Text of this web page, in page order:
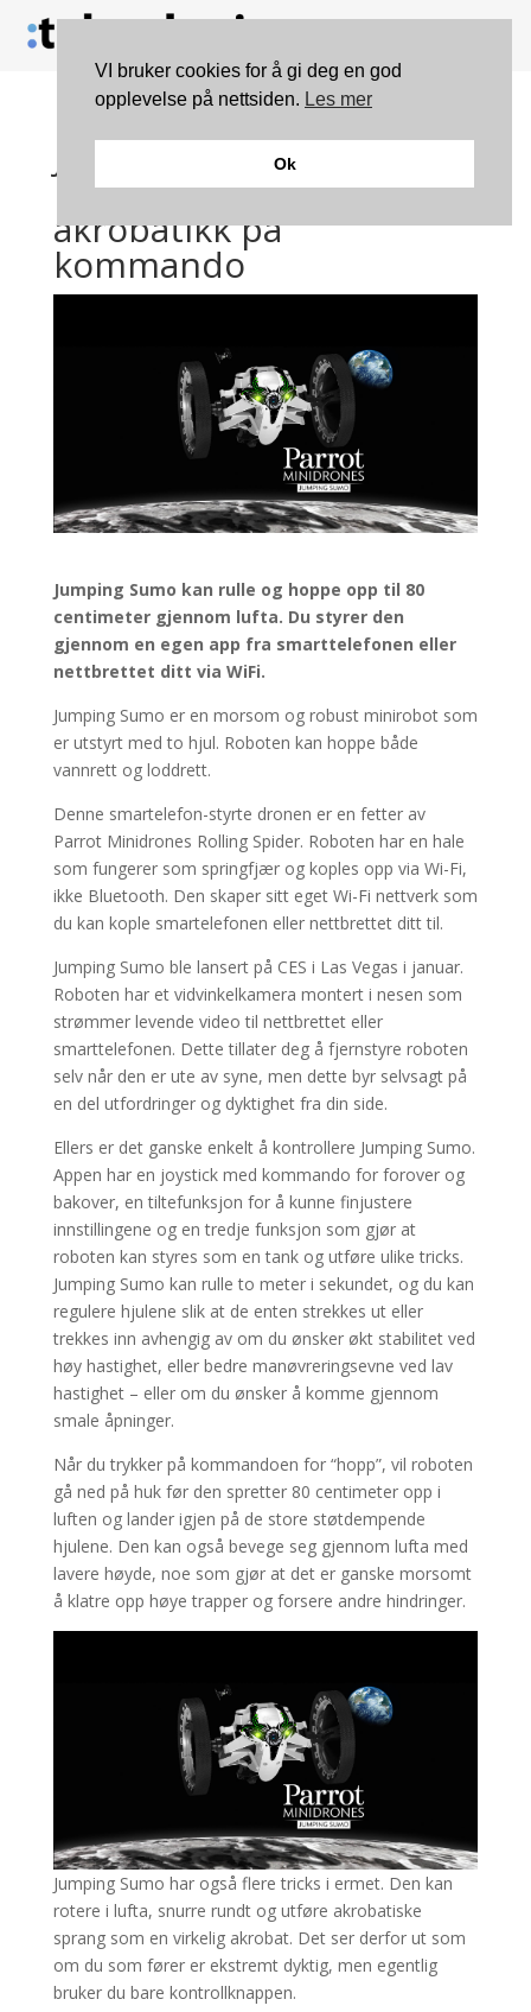
Jumping Sumo fra Parrot
Minidrones utfører
akrobatikk på
kommando
Jumping Sumo kan rulle og hoppe opp til 80
centimeter gjennom lufta. Du styrer den
gjennom en egen app fra smarttelefonen eller
nettbrettet ditt via WiFi.
Jumping Sumo er en morsom og robust minirobot som
er utstyrt med to hjul. Roboten kan hoppe både
vannrett og loddrett.
Denne smartelefon-styrte dronen er en fetter av
Parrot Minidrones Rolling Spider. Roboten har en hale
som fungerer som springfjær og koples opp via Wi-Fi,
ikke Bluetooth. Den skaper sitt eget Wi-Fi nettverk som
du kan kople smartelefonen eller nettbrettet ditt til.
Jumping Sumo ble lansert på CES i Las Vegas i januar.
Roboten har et vidvinkelkamera montert i nesen som
strømmer levende video til nettbrettet eller
smarttelefonen. Dette tillater deg å fjernstyre roboten
selv når den er ute av syne, men dette byr selvsagt på
en del utfordringer og dyktighet fra din side.
Ellers er det ganske enkelt å kontrollere Jumping Sumo.
Appen har en joystick med kommando for forover og
bakover, en tiltefunksjon for å kunne finjustere
innstillingene og en tredje funksjon som gjør at
roboten kan styres som en tank og utføre ulike tricks.
Jumping Sumo kan rulle to meter i sekundet, og du kan
regulere hjulene slik at de enten strekkes ut eller
trekkes inn avhengig av om du ønsker økt stabilitet ved
høy hastighet, eller bedre manøvreringsevne ved lav
hastighet – eller om du ønsker å komme gjennom
smale åpninger.
Når du trykker på kommandoen for “hopp”, vil roboten
gå ned på huk før den spretter 80 centimeter opp i
luften og lander igjen på de store støtdempende
hjulene. Den kan også bevege seg gjennom lufta med
lavere høyde, noe som gjør at det er ganske morsomt
å klatre opp høye trapper og forsere andre hindringer.
Jumping Sumo har også flere tricks i ermet. Den kan
rotere i lufta, snurre rundt og utføre akrobatiske
sprang som en virkelig akrobat. Det ser derfor ut som
om du som fører er ekstremt dyktig, men egentlig
bruker du bare kontrollknappen.
VI bruker cookies for å gi deg en god
opplevelse på nettsiden. Les mer
Ok